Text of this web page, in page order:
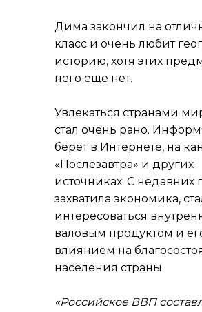
Дима закончил на
класс и очень любит
историю, хотя этих
него еще нет.
Увлекаться странами
стал очень рано.
берет в Интернете, на
«Послезавтра» и других
источниках. С недавних
захватила экономика,
интересоваться
валовым продуктом и
влиянием на
населения страны.
«Российское ВВП